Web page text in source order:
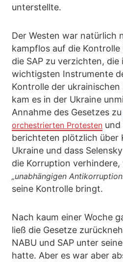
unterstellte.
Der Westen war natürlich
kampflos auf die Kontrolle
die SAP zu verzichten, die
wichtigsten Instrumente
Kontrolle der
kam es in der Ukraine
Annahme des Gesetzes zu
orchestrierten Protesten und
berichteten plötzlich über
Ukraine und dass
die Korruption
„unabhängigen
seine Kontrolle bringt.
Nach kaum einer Woche
ließ die Gesetze
NABU und SAP unter
hatte. Aber es war aber